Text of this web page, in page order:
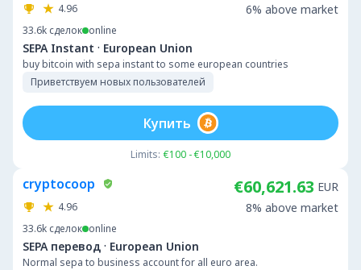
4.96
33.6k сделок online
SEPA Instant · European Union
buy bitcoin with sepa instant to some european countries
Приветствуем новых пользователей
6% above market
Limits: €100 - €10,000
Купить
cryptocoop
4.96
33.6k сделок online
SEPA перевод · European Union
Normal sepa to business account for all euro area.
€60,621.63 EUR
8% above market